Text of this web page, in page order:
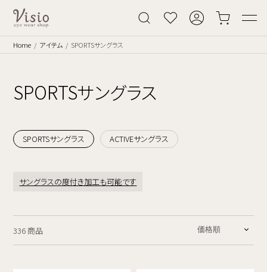
Home アイテム SPORTSサングラス
SPORTSサングラス
SPORTSサングラス ACTIVEサングラス
サングラスの度付き加工も可能です
336 商品